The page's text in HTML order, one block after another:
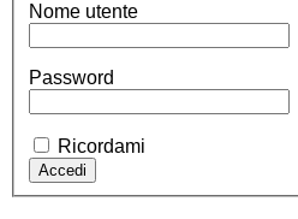
Nome utente
Password
Ricordami